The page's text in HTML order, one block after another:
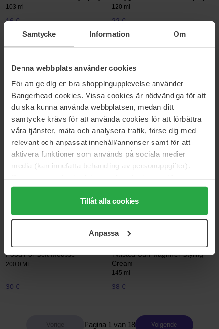
Samtycke Information Om
Denna webbplats använder cookies
För att ge dig en bra shoppingupplevelse använder
Bangerhead cookies. Vissa cookies är nödvändiga för att
du ska kunna använda webbplatsen, medan ditt
samtycke krävs för att använda cookies för att förbättra
våra tjänster, mäta och analysera trafik, förse dig med
relevant och anpassat innehåll/annonser samt för att
aktivera funktioner som används på sociala medier
media (kan innefatta behandling av personuppgifter).
Genom att trycka på "Tillåt alla cookies" accepterar du
alla cookies, medan du under "Detaljer" kan anpassa
användningen av cookies. Du kan när som helst återkalla
samt vår Integritetspolicy.
Tillåt alla cookies
Anpassa
103 ml
16 €
120 ml
22 €
Normale prijs 32 €
150 ml
29 €
150 ml
33 €
Raise The Root Thicken & Lift
Spray
50 ml
16 €
Sebastian Professional
Craft Clay Texturizing & Flexible
Styling Clay
50 ml
31 € Niet op voorraad
37 € Niet op voorraad
200 ml
33 €
Matrix
Food For Soft Mousse
200.0 ML
30 €
Sebastian Professional
Twisted Curl Magnifier Styling
Cream
145 ml
38 €
Pagina 1 van 18 Volgende